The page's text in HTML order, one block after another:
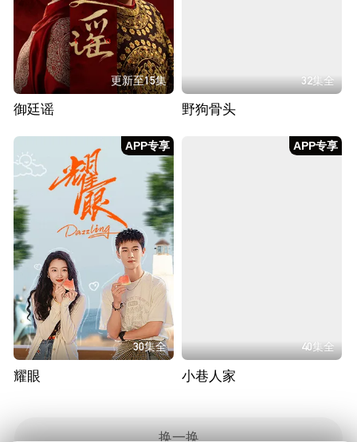
更新至15集
御廷谣
32集全
野狗骨头
APP专享
30集全
耀眼
APP专享
40集全
小巷人家
换一换